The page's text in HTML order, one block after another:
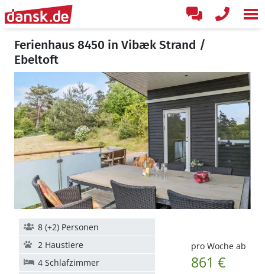
Ferienhaus 8450 in Vibæk Strand /
Ebeltoft
pro Woche ab
861 €
8 (+2) Personen
2 Haustiere
4 Schlafzimmer